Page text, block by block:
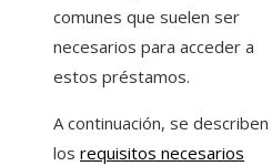
comunes que suelen ser
necesarios para acceder a
estos préstamos.
A continuación, se describen
los requisitos necesarios